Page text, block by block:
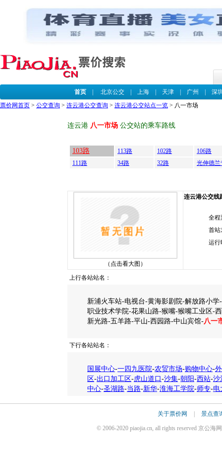
首页| 北京公交| 上海| 天津| 广州
深
票价网首页 > 公交查询 > 连云港公交查询 > 连云港公交站点一览 > 八一市场
连云港 八一市场 公交站的乘车路线
103路 113路 102路
106路
111路
34路 32路 光伸德兰
（点击看大图）
连云港公交线
全程
首站
运行
上行各站站名：
新浦火车站-电视台-黄海影剧院-解放路小
职业技术学院-花果山路-猴嘴-猴嘴工业区-
新光路-五羊路-平山-西园路-中山宾馆-八一
下行各站站名：
国展中心-一四九医院-农贸市场-购物中心-
区-出口加工区-虎山道口 -沙集-朝阳-西站-沙
中心-圣湖路-当路-新华-淮海工学院-师专-电
关于票价网 景点查
© 2006-2020 piaojia.cn, all rights reserved 京公海